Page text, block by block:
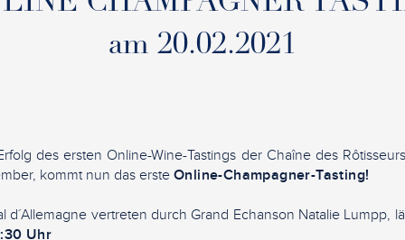
am 20.02.2021
des ersten Online-Wine-Tastings der Chaîne des
kommt nun das erste Online-Champagner-Tasting!
d´Allemagne vertreten durch Grand Echanson Natalie Lumpp,
Uhr